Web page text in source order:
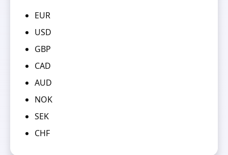
EUR
USD
GBP
CAD
AUD
NOK
SEK
CHF